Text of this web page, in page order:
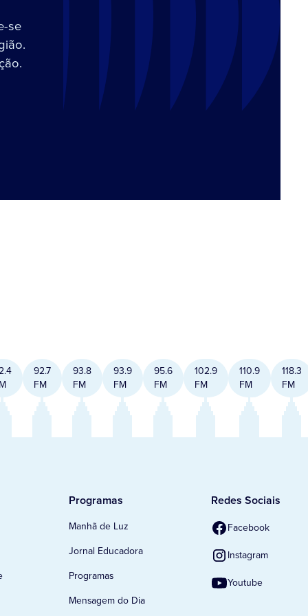
se
92.7
FM
93.8
FM
93.9
FM
95.6
FM
102.9
FM
110.9
FM
118.3
FM
Programas
Manhã de Luz
Jornal Educadora
Programas
Mensagem do Dia
Redes Sociais
Facebook
Instagram
Youtube